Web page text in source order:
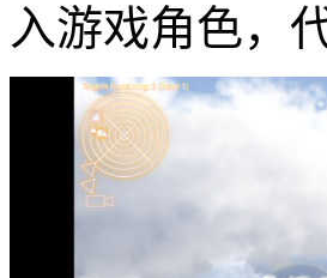
入游戏角色，